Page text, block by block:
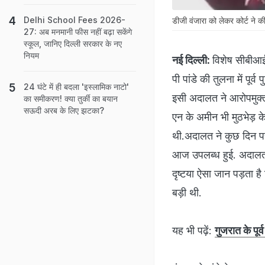
डीजी वंजारा को लेकर कोर्ट ने की
नई दिल्ली: विशेष
पी पांडे की तुलना में पूर्व
इसी अदालत ने
एन के अमीन भी मुठभेड़ के
थी.अदालत ने कुछ दिन
आज उपलब्ध हुई. अदालत
दृष्टया ऐसा जान पड़ता
बड़ी थी.
यह भी पढ़ें:गुजरात के
Delhi School Fees 2026-
27: अब मनमानी फीस नहीं बढ़ा सकेंगे
स्कूल, जानिए दिल्ली सरकार के नए
नियम
24 घंटे में ही बदला 'इस्लामिक नाटो'
का समीकरण! क्या तुर्की का बयान
सऊदी अरब के लिए झटका?